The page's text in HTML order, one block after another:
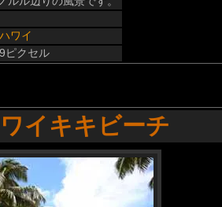
ハワイ
ピクセル
イキキビーチ